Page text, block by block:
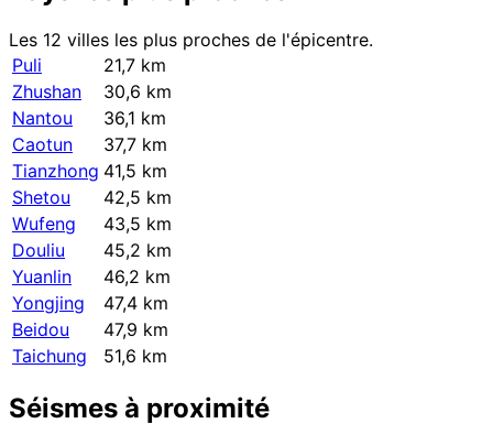
Les 12 villes les plus proches de l'épicentre.
Puli
21,7 km
Zhushan
30,6 km
Nantou
36,1 km
Caotun
37,7 km
Tianzhong 41,5 km
Shetou
42,5 km
Wufeng
43,5 km
Douliu
45,2 km
Yuanlin
46,2 km
Yongjing
47,4 km
Beidou
47,9 km
Taichung
51,6 km
Séismes à proximité